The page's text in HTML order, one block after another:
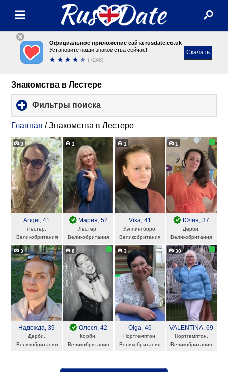
Официальное приложение сайта rusdate.co.uk
Установите наши знакомства сейчас!
(7248)
Скачать
Знакомства в Лестере
Фильтры поиска
to
expand
contents
Главная /Знакомства в Лестере
3
Angel , 41
Лестер,
Великобритания
1
Мария, 52
Лестер,
Великобритания
1
Vika, 41
Уэллингборо,
Великобритания
1
Юлия, 37
Дерби,
Великобритания
3
Надежда, 39
Дерби,
Великобритания
8
Олеся, 42
Корби,
Великобритания
3
Olga, 46
Нортгемптон,
Великобритания
30
VALENTINA, 69
Нортгемптон,
Великобритания